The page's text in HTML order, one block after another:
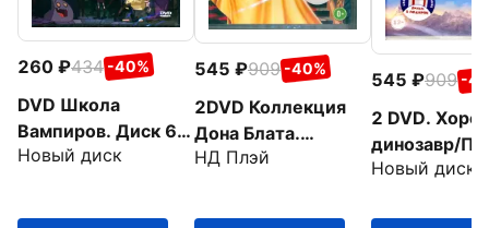
260 434 -40%
DVD Школа
Вампиров. Диск 6
(серии 37-44)
Новый диск
545 909 -40%
2DVD Коллекция
Дона Блата.
Анастаcия. Все псы
НД Плэй
545 909 -
2 DVD.
динозавр/
с
Новый диск